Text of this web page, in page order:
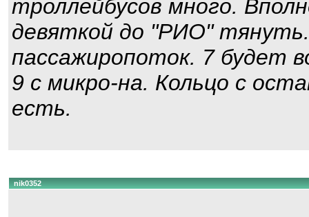
троллейбусов много.
девяткой до "РИО"
пассажиропоток. 7 будет
9 с микро-на. Кольцо с
есть.
nik0352